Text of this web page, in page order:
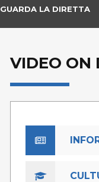
GUARDA LA DIRETTA
VIDEO ON